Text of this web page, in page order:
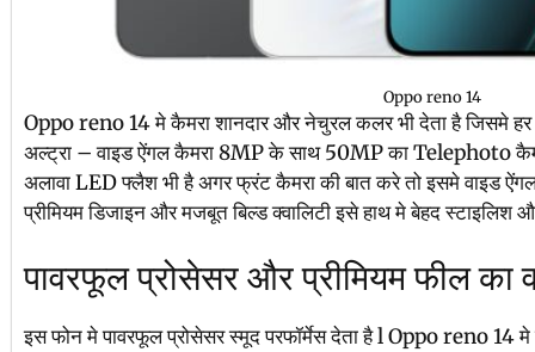
Oppo reno 14
Oppo reno 14 मे कैमरा शानदार और नेचुरल कलर भी देता है जिसमे हर
अल्ट्रा – वाइड ऐंगल कैमरा 8MP के साथ 50MP का Telephoto
अलावा LED फ्लैश भी है अगर फ्रंट कैमरा की बात करे तो इसमे वाइड
प्रीमियम डिजाइन और मजबूत बिल्ड क्वालिटी इसे हाथ मे बेहद स्टाइलिश
पावरफूल प्रोसेसर और प्रीमियम फील का
इस फोन मे पावरफूल प्रोसेसर स्मूद परफॉर्मेस देता है l Oppo reno 14 मे